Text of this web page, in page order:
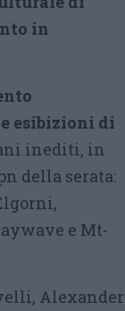
in
esibizioni di
inediti, in
della serata:
e Mt-
Alexander